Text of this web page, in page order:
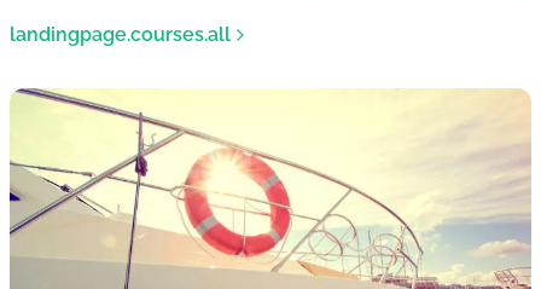
landingpage.courses.all